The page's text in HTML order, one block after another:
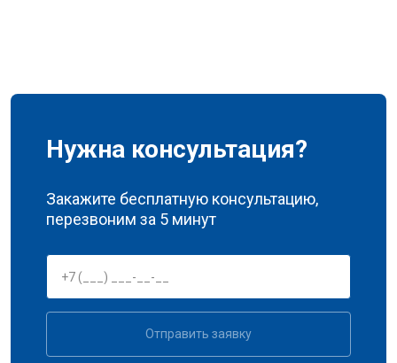
Нужна консультация?
Закажите бесплатную консультацию,
перезвоним за 5 минут
Отправить заявку